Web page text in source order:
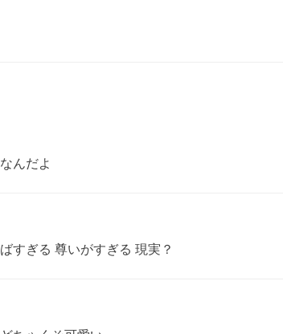
んだよ
すぎる 尊いがすぎる 現実？